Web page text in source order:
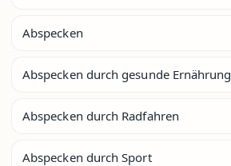
Abspecken
Abspecken durch gesunde Ernährung
Abspecken durch Radfahren
Abspecken durch Sport